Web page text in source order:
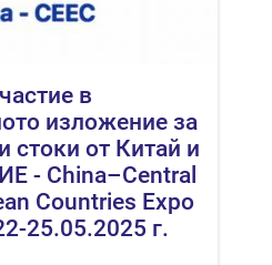
в
изложение за
стоки от Китай и
- China–Central
Countries Expo
25.05.2025 г.